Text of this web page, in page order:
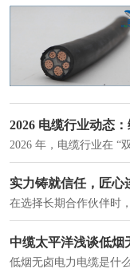
2026 电缆行业动态
中缆太平洋浅谈低烟